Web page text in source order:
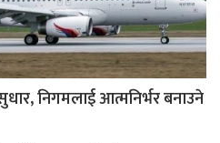
निगमलाई आत्मनिर्भर बनाउने